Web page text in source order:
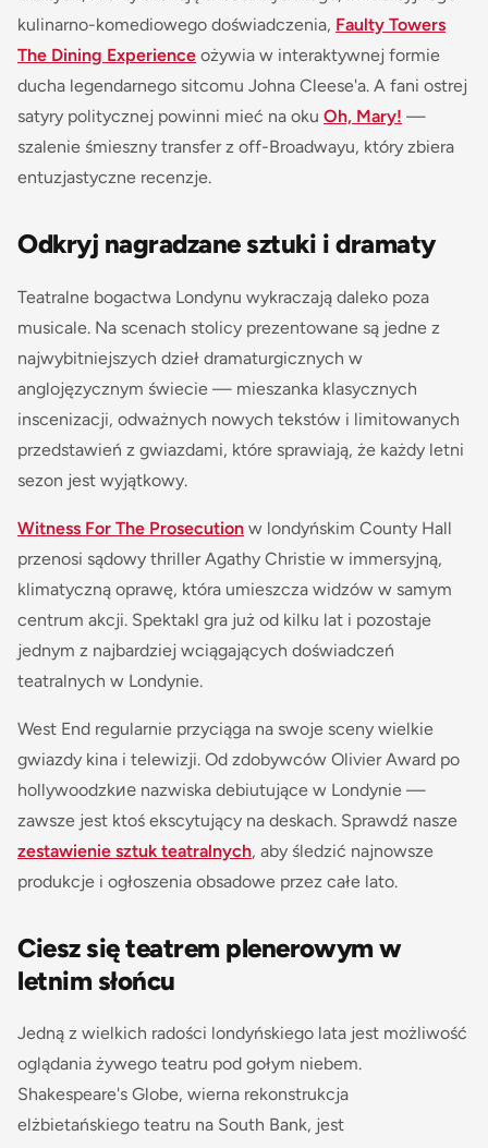
kulinarno-komediowego doświadczenia, Faulty Towers
The Dining Experience ożywia w interaktywnej formie
ducha legendarnego sitcomu Johna Cleese'a. A fani ostrej
satyry politycznej powinni mieć na oku Oh, Mary! —
szalenie śmieszny transfer z off-Broadwayu, który zbiera
entuzjastyczne recenzje.
Odkryj nagradzane sztuki i dramaty
Teatralne bogactwa Londynu wykraczają daleko poza
musicale. Na scenach stolicy prezentowane są jedne z
najwybitniejszych dzieł dramaturgicznych w
anglojęzycznym świecie — mieszanka klasycznych
inscenizacji, odważnych nowych tekstów i limitowanych
przedstawień z gwiazdami, które sprawiają, że każdy letni
sezon jest wyjątkowy.
Witness For The Prosecution w londyńskim County Hall
przenosi sądowy thriller Agathy Christie w immersyjną,
klimatyczną oprawę, która umieszcza widzów w samym
centrum akcji. Spektakl gra już od kilku lat i pozostaje
jednym z najbardziej wciągających doświadczeń
teatralnych w Londynie.
West End regularnie przyciąga na swoje sceny wielkie
gwiazdy kina i telewizji. Od zdobywców Olivier Award po
hollywoodzkие nazwiska debiutujące w Londynie —
zawsze jest ktoś ekscytujący na deskach. Sprawdź nasze
zestawienie sztuk teatralnych, aby śledzić najnowsze
produkcje i ogłoszenia obsadowe przez całe lato.
Ciesz się teatrem plenerowym w
letnim słońcu
Jedną z wielkich radości londyńskiego lata jest możliwość
oglądania żywego teatru pod gołym niebem.
Shakespeare's Globe, wierna rekonstrukcja
elżbietańskiego teatru na South Bank, jest